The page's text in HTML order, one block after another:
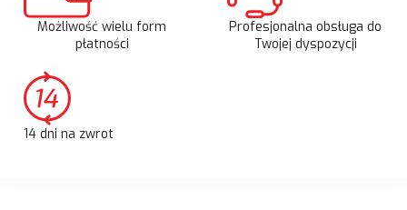
Możliwość wielu form
płatności
Profesjonalna obsługa do
Twojej dyspozycji
14 dni na zwrot